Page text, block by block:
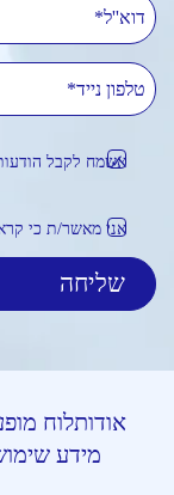
אשמח לקבל
אני מאשר/ת כי
אודותלוח
מידע